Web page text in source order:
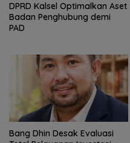
‎DPRD Kalsel Optimalkan Aset
Badan Penghubung demi
PAD
‎Bang Dhin Desak Evaluasi